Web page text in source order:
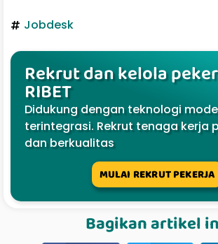
Jobdesk
Rekrut dan kelola
RIBET
Didukung dengan teknologi
terintegrasi. Rekrut tenaga kerja
dan berkualitas
MULAI REKRUT PEKERJA
Bagikan artikel